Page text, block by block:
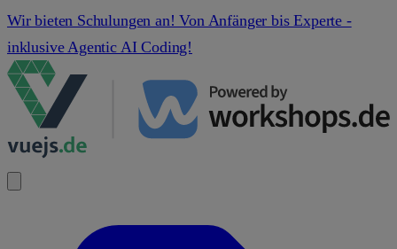
Wir bieten Schulungen an! Von Anfänger bis Experte -
inklusive Agentic AI Coding!